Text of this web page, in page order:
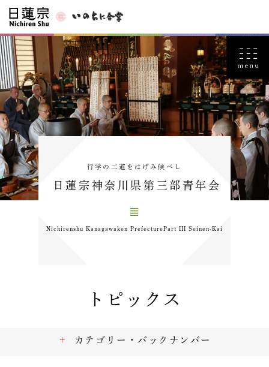
行学の二道をはげみ候べし
日蓮宗神奈川県第三部青年会
Nichirenshu Kanagawaken PrefecturePart III Seinen-Kai
トピックス
カテゴリー・バックナンバー